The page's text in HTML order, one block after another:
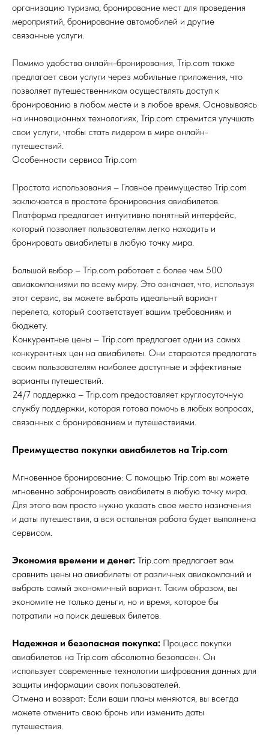
организацию туризма, бронирование мест для проведения
мероприятий, бронирование автомобилей и другие
связанные услуги.
Помимо удобства онлайн-бронирования, Trip.com также
предлагает свои услуги через мобильные приложения, что
позволяет путешественникам осуществлять доступ к
бронированию в любом месте и в любое время. Основываясь
на инновационных технологиях, Trip.com стремится улучшать
свои услуги, чтобы стать лидером в мире онлайн-
путешествий.
Особенности сервиса Trip.com
Простота использования – Главное преимущество Trip.com
заключается в простоте бронирования авиабилетов.
Платформа предлагает интуитивно понятный интерфейс,
который позволяет пользователям легко находить и
бронировать авиабилеты в любую точку мира.
Большой выбор – Trip.com работает с более чем 500
авиакомпаниями по всему миру. Это означает, что, используя
этот сервис, вы можете выбрать идеальный вариант
перелета, который соответствует вашим требованиям и
бюджету.
Конкурентные цены – Trip.com предлагает одни из самых
конкурентных цен на авиабилеты. Они стараются предлагать
своим пользователям наиболее доступные и эффективные
варианты путешествий.
24/7 поддержка – Trip.com предоставляет круглосуточную
службу поддержки, которая готова помочь в любых вопросах,
связанных с бронированием и путешествиями.
Преимущества покупки авиабилетов на Trip.com
Мгновенное бронирование: С помощью Trip.com вы можете
мгновенно забронировать авиабилеты в любую точку мира.
Для этого вам просто нужно указать свое место назначения
и даты путешествия, а вся остальная работа будет выполнена
сервисом.
Экономия времени и денег: Trip.com предлагает вам
сравнить цены на авиабилеты от различных авиакомпаний и
выбрать самый экономичный вариант. Таким образом, вы
экономите не только деньги, но и время, которое бы
потратили на поиск дешевых билетов.
Надежная и безопасная покупка: Процесс покупки
авиабилетов на Trip.com абсолютно безопасен. Он
использует современные технологии шифрования данных для
защиты информации своих пользователей.
Отмена и возврат: Если ваши планы меняются, вы всегда
можете отменить свою бронь или изменить даты
путешествия.